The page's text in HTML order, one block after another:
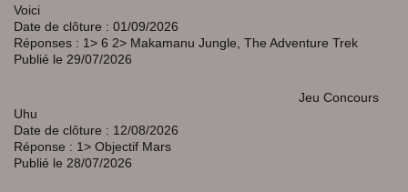
Voici
Date de clôture : 01/09/2026
Réponses : 1> 6 2> Makamanu Jungle, The Adventure Trek
Publié le 29/07/2026
Jeu Concours
Uhu
Date de clôture : 12/08/2026
Réponse : 1> Objectif Mars
Publié le 28/07/2026